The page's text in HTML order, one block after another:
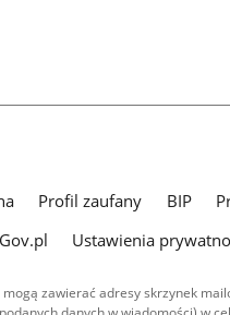
Profil zaufany BIP
Ustawienia
zawierać adresy skrzynek